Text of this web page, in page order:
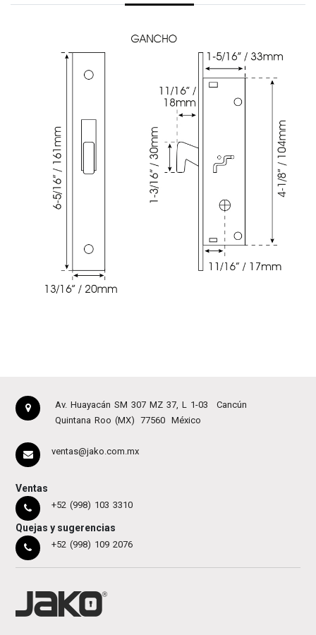
Av. Huayacán SM 307 MZ 37, L 1-03
Cancún
Quintana Roo (MX)
77560 México
ventas@jako.com.mx
Ventas
+52 (998) 103 3310
Quejas y sugerencias
+52 (998) 109 2076